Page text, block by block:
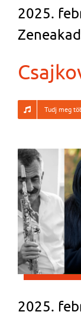
2025.
Tudj meg
2025.